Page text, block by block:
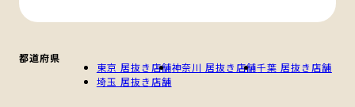
都道府県
東京 居抜き店舗神奈川 居抜き店舗千葉 居抜き店舗
埼玉 居抜き店舗